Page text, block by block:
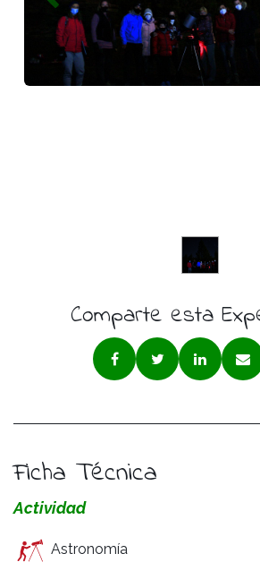
Comparte esta
Ficha Técnica
Actividad
Astronomía